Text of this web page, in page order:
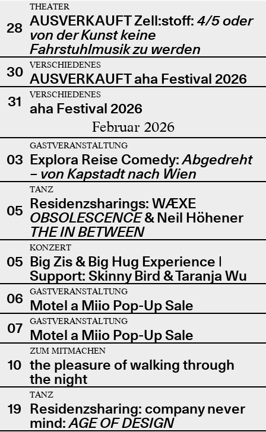
28
THEATER
AUSVERKAUFT Zell:stoff: 4/5 oder
von der Kunst keine
Fahrstuhlmusik zu werden
30
VERSCHIEDENES
AUSVERKAUFT aha Festival 2026
31
VERSCHIEDENES
aha Festival 2026
Februar 2026
03
GASTVERANSTALTUNG
Explora Reise Comedy:Abgedreht
– von Kapstadt nach Wien
05
TANZ
Residenzsharings: WÆXE
OBSOLESCENCE& Neil Höhener
THE IN BETWEEN
05
KONZERT
Big Zis & Big Hug Experience |
Support: Skinny Bird & Taranja Wu
06
GASTVERANSTALTUNG
Motel a Miio Pop-Up Sale
07
GASTVERANSTALTUNG
Motel a Miio Pop-Up Sale
10
ZUM MITMACHEN
the pleasure of walking through
the night
19
TANZ
Residenzsharing: company never
mind:AGE OF DESIGN